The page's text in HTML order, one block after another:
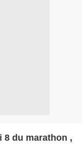
8 du marathon ,